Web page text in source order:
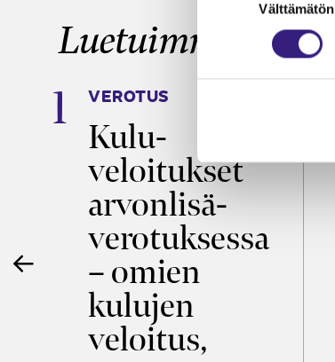
Välttämätön
Luetuimmat
VEROTUS
Kulu­
veloitukset
arvon­lisä­
verotuksessa
– omien
kulujen
veloitus,